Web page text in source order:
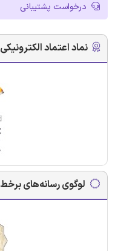
درخواست پشتیبانی
نماد اعتماد الکترونیکی
لوگوی رسانه‌های برخط